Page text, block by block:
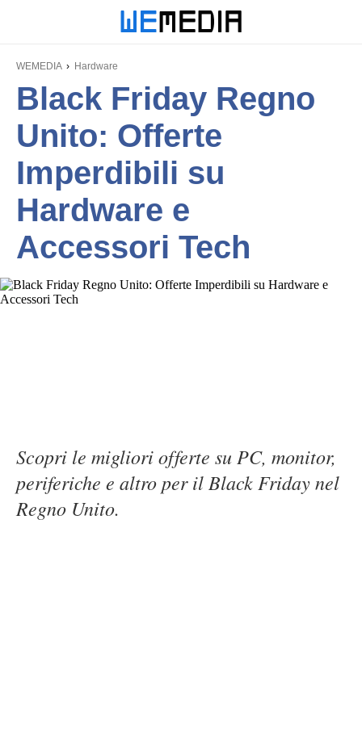
WEMEDIA Hardware
Black Friday Regno
Unito: Offerte
Imperdibili su
Hardware e
Accessori Tech
Scopri le migliori offerte su PC, monitor,
periferiche e altro per il Black Friday nel
Regno Unito.